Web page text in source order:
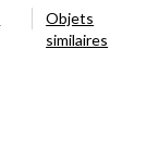
Objets
similaires